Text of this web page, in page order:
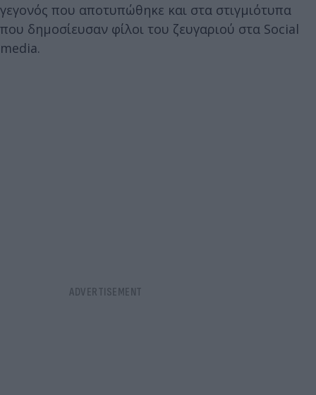
γεγονός που αποτυπώθηκε και στα στιγμιότυπα
που δημοσίευσαν φίλοι του ζευγαριού στα Social
media.